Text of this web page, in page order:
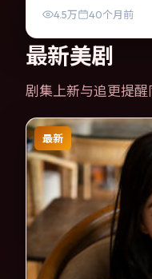
喜欢强情节与细腻表
4.5万 40个月前
最新美剧
剧集上新与追更提
最新